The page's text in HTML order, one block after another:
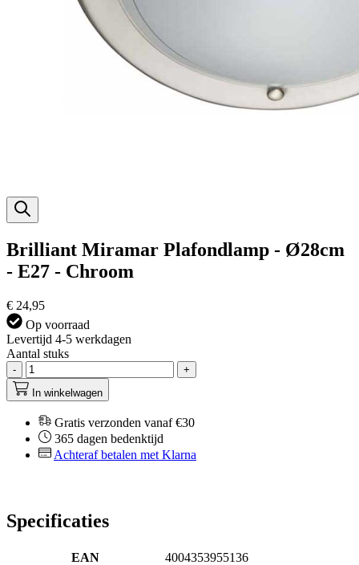
Brilliant Miramar Plafondlamp - Ø28cm
- E27 - Chroom
€ 24,95
Op voorraad
Levertijd 4-5 werkdagen
Aantal stuks
-
+
In winkelwagen
Gratis verzonden vanaf €30
365 dagen bedenktijd
Achteraf betalen met Klarna
Specificaties
EAN
4004353955136